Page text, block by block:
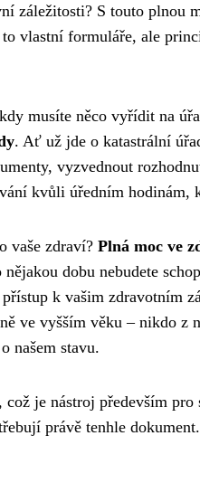
záležitosti? S touto plnou
vlastní formuláře, ale
musíte něco vyřídit na
. Ať už jde o katastrální
vyzvednout
kvůli úředním hodinám,
vaše zdraví? Plná moc ve
dobu nebudete
k vašim zdravotním
ve vyšším věku – nikdo z
našem stavu.
, což je nástroj především
právě tenhle